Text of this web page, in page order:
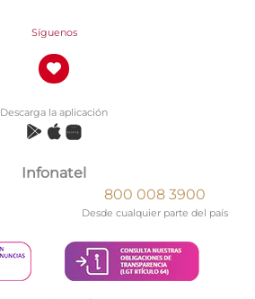
Síguenos
Descarga la aplicación
Infonatel
800 008 3900
Desde cualquier parte del país